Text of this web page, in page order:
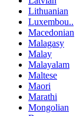
Lithuanian
Luxembou..
Macedonian
Malagasy
Malay
Malayalam
Maltese
Maori
Marathi
Mongolian